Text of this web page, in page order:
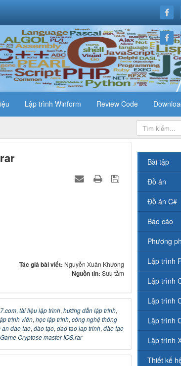
Lập trình Winform Review Code
Tác giả bài viết: Nguyễn Xuân Khương
Nguồn tin:Sưu tầm
, tài liệu lập trình, hướng dẫn lập trình,
trình viên, học lập trình, công nghệ thông
an dao tao, đào tạo, dao tao lap trinh, đào tạo
Game Cryptose master IOS.rar
Bài tập
Đồ án
Đồ án C#
Báo cáo
Phương
Lập trình
Lập trình
Lập trình
Lập trình
Lập trình
Thiết kế